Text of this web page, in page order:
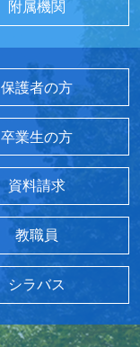
附属機関
保護者の方
卒業生の方
資料請求
教職員
シラバス